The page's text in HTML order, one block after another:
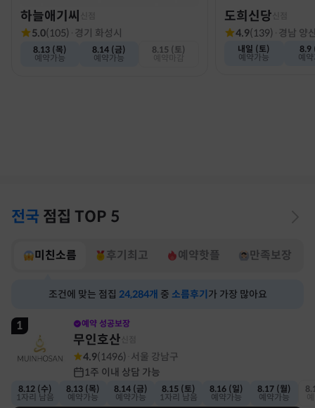
하늘애기씨
5.0(105) · 경기 화성시
8.13 (목)
예약가능
8.14 (금)
예약가능
8.15 (토)
도희신당
4.9(139) · 경남 양
내일 (토)
예약가능
8.9
예
전국 점집 TOP 5
미친소름 후기최고 예약핫플 만족보장
조건에 맞는 점집 24,284개 중 소름후기 가 가장 많아요
1 예약 성공보장
무인호산
4.9(1496) 서울 강남구
1주 이내 상담 가능
8.12 (수)
1자리 남음
8.13 (목)
예약가능
8.14 (금)
예약가능
8.15 (토)
1자리 남음
8.16 (일)
예약가능
8.17 (월)
예약가능